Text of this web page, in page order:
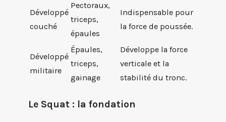
Développé
couché
Pectoraux,
triceps,
épaules
Indispensable pour
la force de poussée.
Développé
militaire
Épaules,
triceps,
gainage
Développe la force
verticale et la
stabilité du tronc.
Le Squat : la fondation